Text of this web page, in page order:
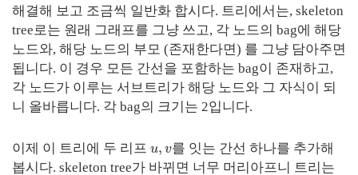
해결해 보고 조금씩 일반화 합시다. 트리에서는, skeleton
tree로는 원래 그래프를 그냥 쓰고, 각 노드의 bag에 해당
노드와, 해당 노드의 부모 (존재한다면) 를 그냥 담아주면
됩니다. 이 경우 모든 간선을 포함하는 bag이 존재하고,
각 노드가 이루는 서브트리가 해당 노드와 그 자식이 되
니 올바릅니다. 각 bag의 크기는 2입니다.
이제 이 트리에 두 리프 u, v를 잇는 간선 하나를 추가해
봅시다. skeleton tree가 바뀌면 너무 머리아프니 트리는